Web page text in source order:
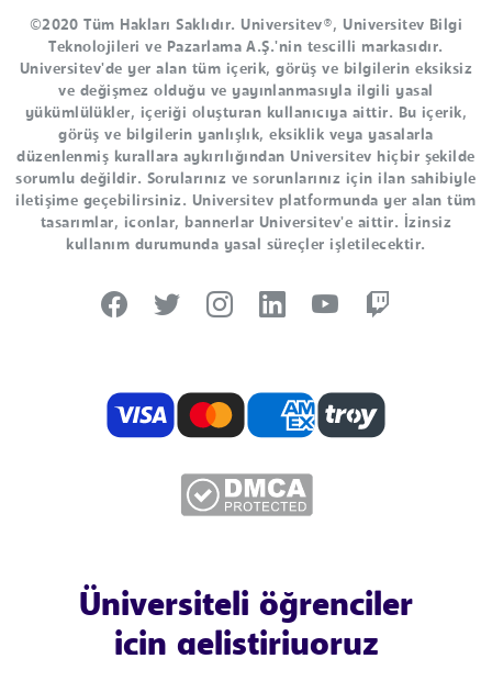
©2020 Tüm Hakları Saklıdır. Universitev®, Universitev Bilgi
Teknolojileri ve Pazarlama A.Ş.'nin tescilli markasıdır.
Universitev'de yer alan tüm içerik, görüş ve bilgilerin eksiksiz
ve değişmez olduğu ve yayınlanmasıyla ilgili yasal
yükümlülükler, içeriği oluşturan kullanıcıya aittir. Bu içerik,
görüş ve bilgilerin yanlışlık, eksiklik veya yasalarla
düzenlenmiş kurallara aykırılığından Universitev hiçbir şekilde
sorumlu değildir. Sorularınız ve sorunlarınız için ilan sahibiyle
iletişime geçebilirsiniz. Universitev platformunda yer alan tüm
tasarımlar, iconlar, bannerlar Universitev'e aittir. İzinsiz
kullanım durumunda yasal süreçler işletilecektir.
Üniversiteli öğrenciler
için geliştiriyoruz